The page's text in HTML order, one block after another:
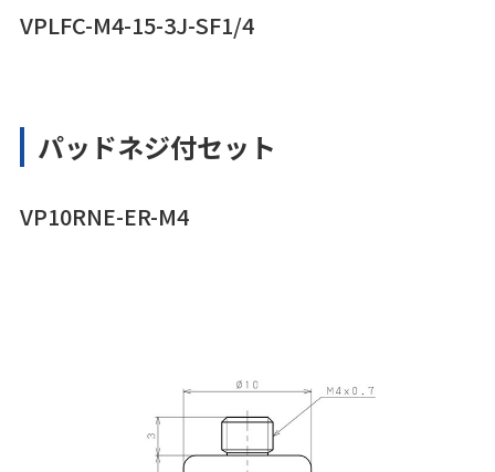
VPLFC-M4-15-3J-SF1/4
パッドネジ付セット
VP10RNE-ER-M4